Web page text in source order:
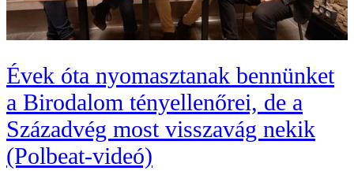
Évek óta nyomasztanak bennünket
a Birodalom tényellenőrei, de a
Századvég most visszavág nekik
(Polbeat-videó)